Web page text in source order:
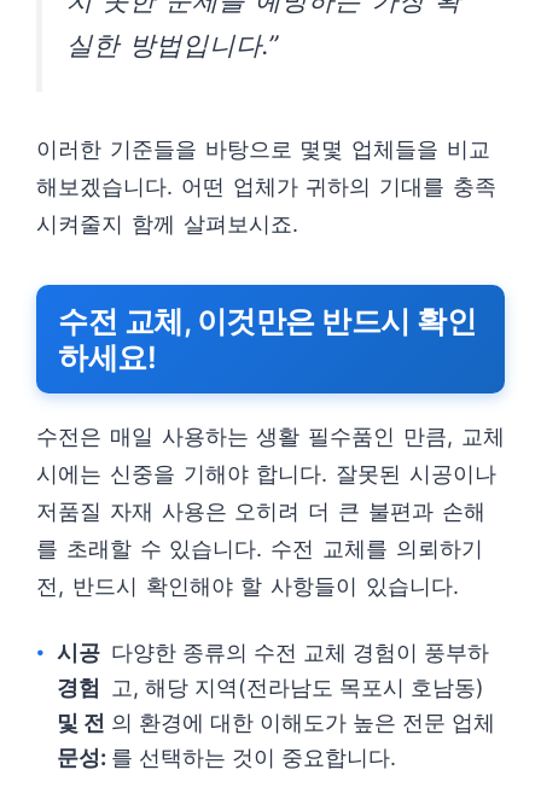
실한 방법입니다.”
이러한 기준들을 바탕으로 몇몇 업체들을 비교
해보겠습니다. 어떤 업체가 귀하의 기대를 충족
시켜줄지 함께 살펴보시죠.
수전 교체, 이것만은 반드시 확인
하세요!
수전은 매일 사용하는 생활 필수품인 만큼, 교체
시에는 신중을 기해야 합니다. 잘못된 시공이나
저품질 자재 사용은 오히려 더 큰 불편과 손해
를 초래할 수 있습니다. 수전 교체를 의뢰하기
전, 반드시 확인해야 할 사항들이 있습니다.
시공
경험
및 전
문성:
다양한 종류의 수전 교체 경험이 풍부하
고, 해당 지역(전라남도 목포시 호남동)
의 환경에 대한 이해도가 높은 전문 업체
를 선택하는 것이 중요합니다.